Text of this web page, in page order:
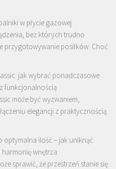
w płycie gazowej
bez których trudno
przygotowywanie posiłków. Choć
jak wybrać ponadczasowe
funkcjonalnością
może być wyzwaniem,
elegancji z praktycznością.
optymalna ilość – jak uniknąć
wnętrza
sprawić, że przestrzeń stanie się